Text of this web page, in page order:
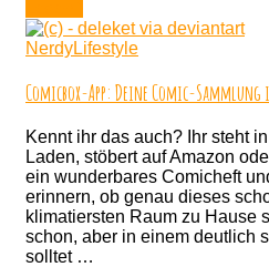
NerdyLifestyle
Comicbox-App: Deine Comic-Sammlung
Kennt ihr das auch? Ihr steht
Laden, stöbert auf Amazon
ein wunderbares Comicheft
erinnern, ob genau dieses
klimatiersten Raum zu Hause
schon, aber in einem deutlich
solltet …